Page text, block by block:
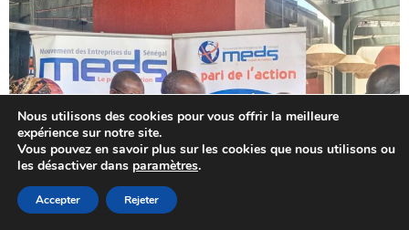
Nous utilisons des cookies pour vous offrir la meilleure
expérience sur notre site.
Vous pouvez en savoir plus sur les cookies que nous utilisons ou
les désactiver dans paramètres.
Accepter Rejeter